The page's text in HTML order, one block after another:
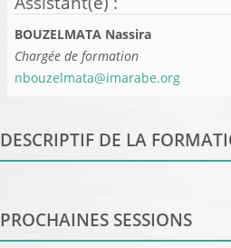
BOUZELMATA Nassira
Chargée de formation
nbouzelmata@imarabe.org
DESCRIPTIF DE LA
PROCHAINES SESSIONS